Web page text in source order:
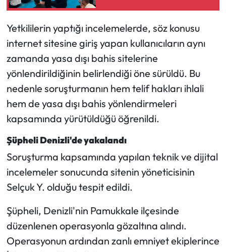
Yetkililerin yaptığı incelemelerde, söz konusu
internet sitesine giriş yapan kullanıcıların aynı
zamanda yasa dışı bahis sitelerine
yönlendirildiğinin belirlendiği öne sürüldü. Bu
nedenle soruşturmanın hem telif hakları ihlali
hem de yasa dışı bahis yönlendirmeleri
kapsamında yürütüldüğü öğrenildi.
Şüpheli Denizli'de yakalandı
Soruşturma kapsamında yapılan teknik ve dijital
incelemeler sonucunda sitenin yöneticisinin
Selçuk Y. olduğu tespit edildi.
Şüpheli, Denizli'nin Pamukkale ilçesinde
düzenlenen operasyonla gözaltına alındı.
Operasyonun ardından zanlı emniyet ekiplerince
Spor
Sungurlu Haberleri
Turizm
Uğurludağ Haberleri
Yaşam
Yayla Haber
Yemek Tarifleri
Yerel Haberler